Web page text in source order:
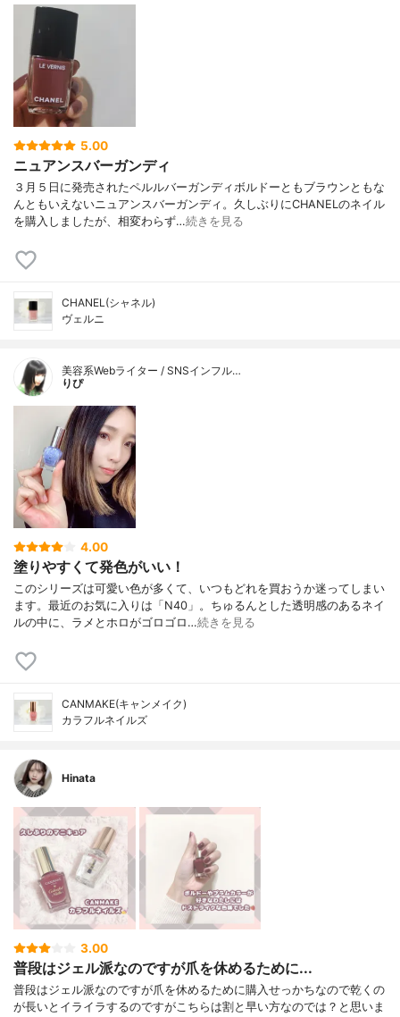
5.00
ニュアンスバーガンディ
３月５日に発売されたペルルバーガンディボルドーともブラウンともな
んともいえないニュアンスバーガンディ。久しぶりにCHANELのネイル
を購入しましたが、相変わらず…続きを見る
CHANEL(シャネル)
ヴェルニ
美容系Webライター / SNSインフル…
りぴ
4.00
塗りやすくて発色がいい！
このシリーズは可愛い色が多くて、いつもどれを買おうか迷ってしまい
ます。最近のお気に入りは「N40」。ちゅるんとした透明感のあるネイ
ルの中に、ラメとホロがゴロゴロ…続きを見る
CANMAKE(キャンメイク)
カラフルネイルズ
Hinata
3.00
普段はジェル派なのですが爪を休めるために...
普段はジェル派なのですが爪を休めるために購入せっかちなので乾くの
が長いとイライラするのですがこちらは割と早い方なのでは？と思いま